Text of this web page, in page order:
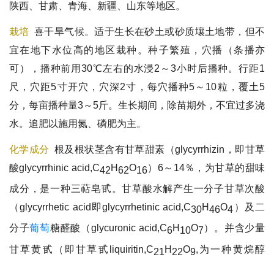
陕西、甘肃、青海、新疆、山东等地区。
栽培 喜干旱气候。适于生长在砂土或砂质壤土地带，但不
宜在地下水位高的地区栽种。种子繁殖，穴播（条播亦
可），播种前用30℃左右的水浸2～3小时后播种。行距1
尺，穴距5寸开穴，穴深2寸，每穴播种5～10粒，覆土5
分，每亩播种量3～5斤。生长期间，除苗期外，不宜过多浇
水。追肥以施用氮、磷肥为主。
化学成分 根及根状茎含有甘草甜素（glycyrrhizin，即甘草
酸glycyrrhinic acid,C42H62O16）6～14％，为甘草的甜味
成分，是一种三萜皂甙。甘草酸水解产生一分子甘草次酸
（glycyrrhetic acid即glycyrrhetinic acid,C30H46O4 ）及二
分子葡萄糖醛酸（glycuronic acid,C6H 10O7）。并含少量
甘草黄甙（即甘草甙liquiritin,C21H 22O9,为一种黄烷醇